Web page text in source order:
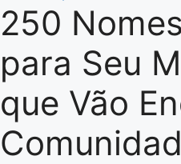
250
para Seu
que Vão